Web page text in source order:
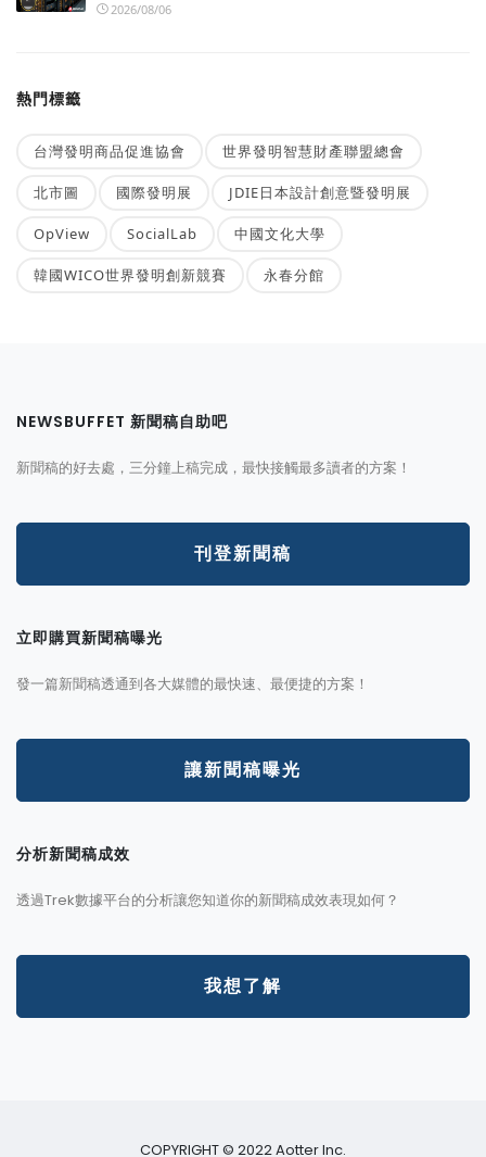
2026/08/06
熱門標籤
台灣發明商品促進協會 世界發明智慧財產聯盟總會
北市圖 國際發明展 JDIE日本設計創意暨發明展
OpView SocialLab 中國文化大學
韓國WICO世界發明創新競賽 永春分館
NEWSBUFFET 新聞稿自助吧
新聞稿的好去處，三分鐘上稿完成，最快接觸最多讀者的方案！
刊登新聞稿
立即購買新聞稿曝光
發一篇新聞稿透通到各大媒體的最快速、最便捷的方案！
讓新聞稿曝光
分析新聞稿成效
透過Trek數據平台的分析讓您知道你的新聞稿成效表現如何？
我想了解
COPYRIGHT © 2022 Aotter Inc.